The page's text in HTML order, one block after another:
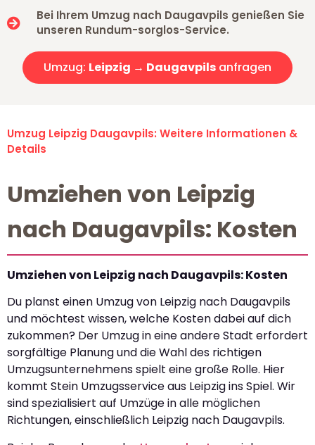
Bei Ihrem Umzug nach Daugavpils genießen Sie
unseren Rundum-sorglos-Service.
Umzug: Leipzig → Daugavpils anfragen
Umzug Leipzig Daugavpils: Weitere Informationen &
Details
Umziehen von Leipzig
nach Daugavpils: Kosten
Umziehen von Leipzig nach Daugavpils: Kosten
Du planst einen Umzug von Leipzig nach Daugavpils
und möchtest wissen, welche Kosten dabei auf dich
zukommen? Der Umzug in eine andere Stadt erfordert
sorgfältige Planung und die Wahl des richtigen
Umzugsunternehmens spielt eine große Rolle. Hier
kommt Stein Umzugsservice aus Leipzig ins Spiel. Wir
sind spezialisiert auf Umzüge in alle möglichen
Richtungen, einschließlich Leipzig nach Daugavpils.